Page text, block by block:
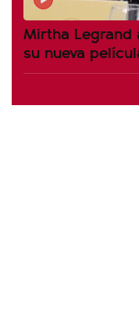
Mirtha
su nueva